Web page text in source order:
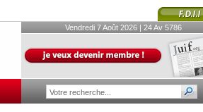
Vendredi 7 Août 2026 | 24 Av 5786